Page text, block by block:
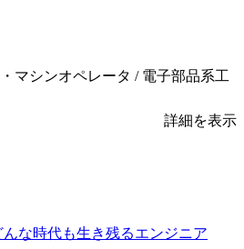
マシンオペレータ / 電子部品系工
詳細を表示